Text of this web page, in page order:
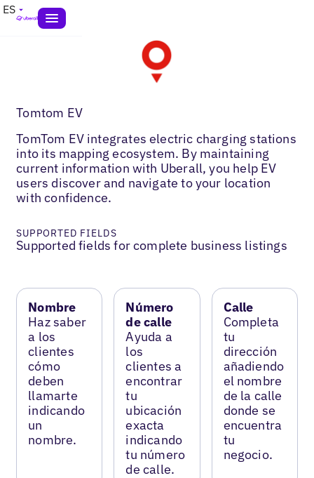
ES
Tomtom EV
TomTom EV integrates electric charging stations
into its mapping ecosystem. By maintaining
current information with Uberall, you help EV
users discover and navigate to your location
with confidence.
SUPPORTED FIELDS
Supported fields for complete business listings
Nombre
Haz saber
a los
clientes
cómo
deben
llamarte
indicando
un
nombre.
Número
de calle
Ayuda a
los
clientes a
encontrar
tu
ubicación
exacta
indicando
tu número
de calle.
Calle
Completa
tu
dirección
añadiendo
el nombre
de la calle
donde se
encuentra
tu
negocio.